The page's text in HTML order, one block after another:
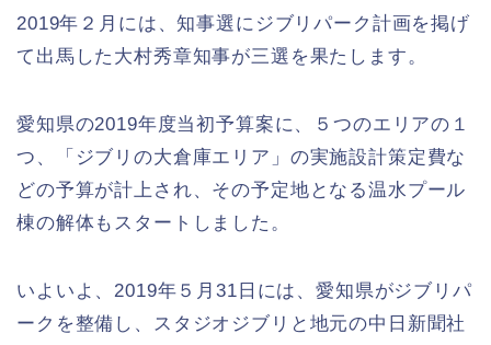
2019年２月には、知事選にジブリパーク計画を掲げ
て出馬した大村秀章知事が三選を果たします。
愛知県の2019年度当初予算案に、５つのエリアの１
つ、「ジブリの大倉庫エリア」の実施設計策定費な
どの予算が計上され、その予定地となる温水プール
棟の解体もスタートしました。
いよいよ、2019年５月31日には、愛知県がジブリパ
ークを整備し、スタジオジブリと地元の中日新聞社